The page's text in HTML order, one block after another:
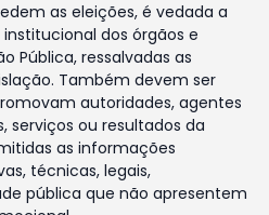
as eleições, é vedada a
dos órgãos e
Pública, ressalvadas as
Também devem ser
autoridades, agentes
serviços ou resultados da
as informações
técnicas, legais,
pública que não apresentem